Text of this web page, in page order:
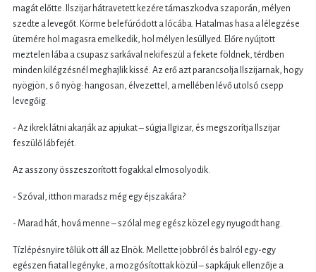
magát előtte. Ilszijar hátravetett kezére támaszkodva szaporán, mélyen
szedte a levegőt. Körme belefúródott a lócába. Hatalmas hasa a lélegzése
ütemére hol magasra emelkedik, hol mélyen lesüllyed. Előre nyújtott
meztelen lába a csupasz sarkával nekifeszül a fekete földnek, térdben
minden kilégzésnél meghajlik kissé. Az erő azt parancsolja Ilszijarnak, hogy
nyögjön, s ő nyög: hangosan, élvezettel, a mellében lévő utolsó csepp
levegőig.
- Az ikrek látni akarják az apjukat – súgja Ilgizar, és megszorítja Ilszijar
feszülő lábfejét.
Az asszony összeszorított fogakkal elmosolyodik.
- Szóval, itthon maradsz még egy éjszakára?
- Marad hát, hová menne – szólal meg egész közel egy nyugodt hang.
Tízlépésnyire tőlük ott áll az Elnök. Mellette jobbról és balról egy-egy
egészen fiatal legényke, a mozgósítottak közül – sapkájuk ellenzője a